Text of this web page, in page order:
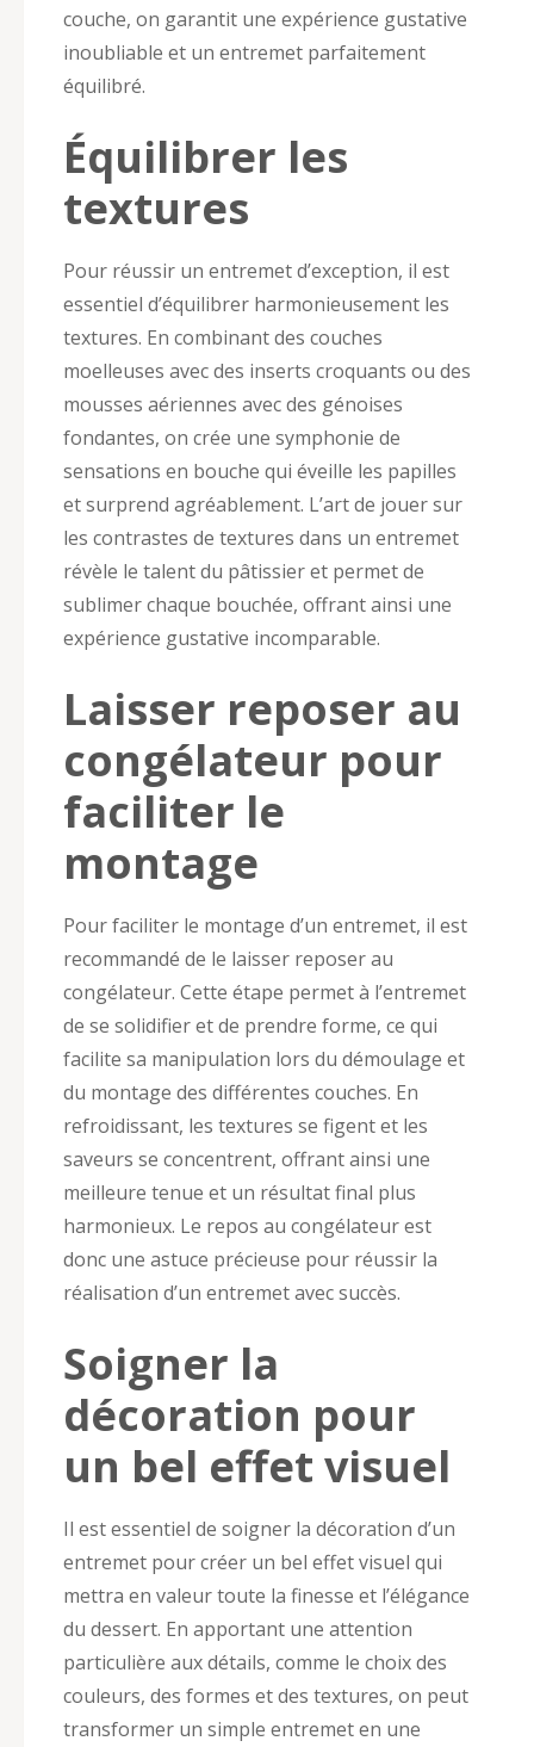
couche, on garantit une expérience gustative
inoubliable et un entremet parfaitement
équilibré.
Équilibrer les
textures
Pour réussir un entremet d’exception, il est
essentiel d’équilibrer harmonieusement les
textures. En combinant des couches
moelleuses avec des inserts croquants ou des
mousses aériennes avec des génoises
fondantes, on crée une symphonie de
sensations en bouche qui éveille les papilles
et surprend agréablement. L’art de jouer sur
les contrastes de textures dans un entremet
révèle le talent du pâtissier et permet de
sublimer chaque bouchée, offrant ainsi une
expérience gustative incomparable.
Laisser reposer au
congélateur pour
faciliter le
montage
Pour faciliter le montage d’un entremet, il est
recommandé de le laisser reposer au
congélateur. Cette étape permet à l’entremet
de se solidifier et de prendre forme, ce qui
facilite sa manipulation lors du démoulage et
du montage des différentes couches. En
refroidissant, les textures se figent et les
saveurs se concentrent, offrant ainsi une
meilleure tenue et un résultat final plus
harmonieux. Le repos au congélateur est
donc une astuce précieuse pour réussir la
réalisation d’un entremet avec succès.
Soigner la
décoration pour
un bel effet visuel
Il est essentiel de soigner la décoration d’un
entremet pour créer un bel effet visuel qui
mettra en valeur toute la finesse et l’élégance
du dessert. En apportant une attention
particulière aux détails, comme le choix des
couleurs, des formes et des textures, on peut
transformer un simple entremet en une